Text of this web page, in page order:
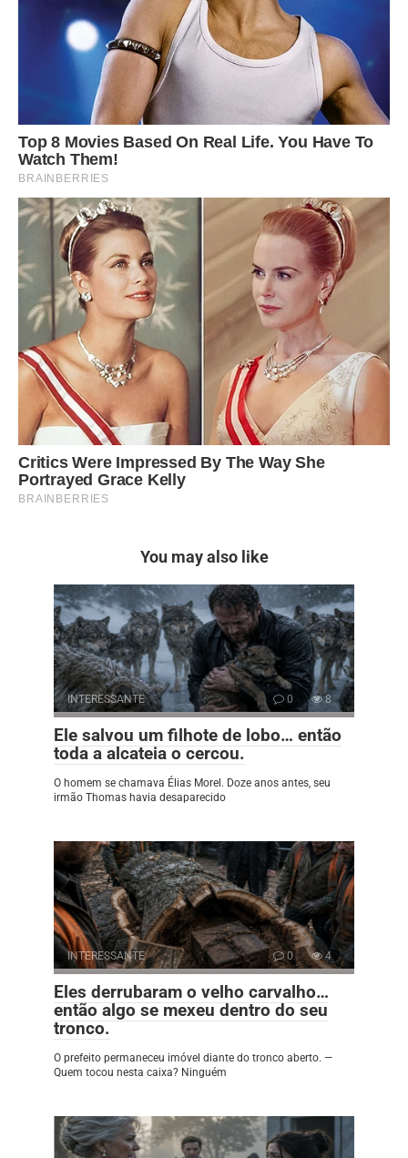
You may also like
INTERESSANTE 0 8
Ele salvou um filhote de lobo… então
toda a alcateia o cercou.
O homem se chamava Élias Morel. Doze anos antes, seu
irmão Thomas havia desaparecido
INTERESSANTE 0 4
Eles derrubaram o velho carvalho…
então algo se mexeu dentro do seu
tronco.
O prefeito permaneceu imóvel diante do tronco aberto. —
Quem tocou nesta caixa? Ninguém